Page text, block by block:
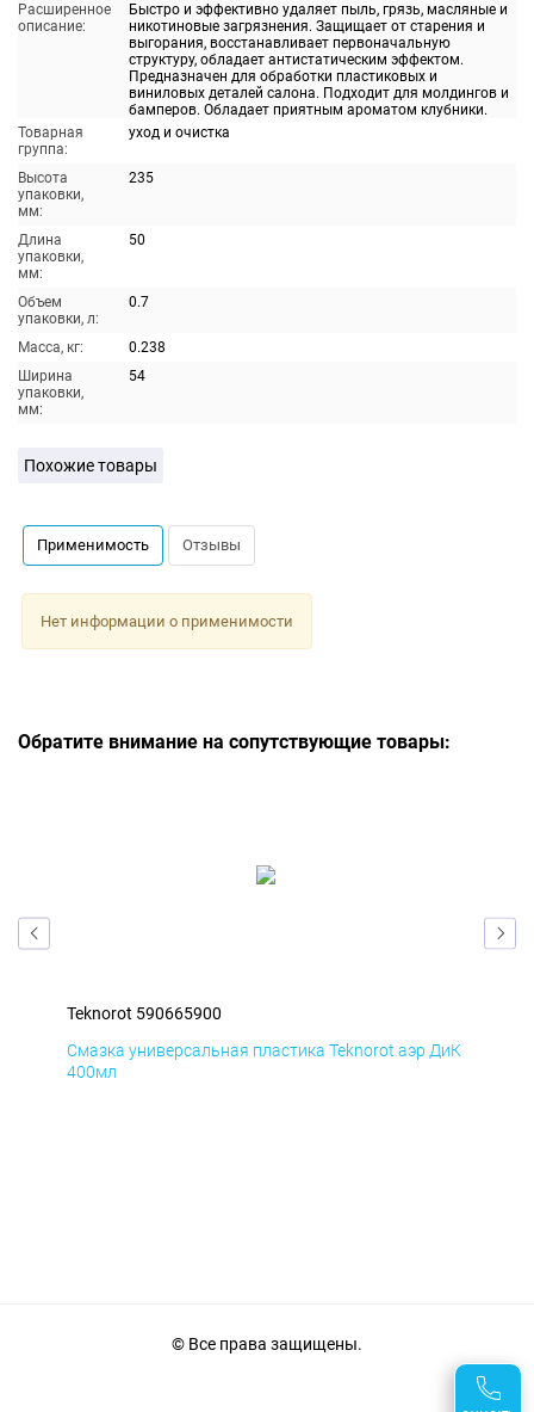
Расширенное
описание:
Быстро и эффективно удаляет пыль, грязь, масляные и
никотиновые загрязнения. Защищает от старения и
выгорания, восстанавливает первоначальную
структуру, обладает антистатическим эффектом.
Предназначен для обработки пластиковых и
виниловых деталей салона. Подходит для молдингов и
бамперов. Обладает приятным ароматом клубники.
Товарная
группа:
уход и очистка
Высота
упаковки,
мм:
235
Длина
упаковки,
мм:
50
Объем
упаковки, л:
0.7
Масса, кг:
0.238
Ширина
упаковки,
мм:
54
Похожие товары
Применимость Отзывы
Нет информации о применимости
Обратите внимание на сопутствующие товары:
Teknorot 590665900
Смазка универсальная пластика Teknorot аэр ДиК
400мл
© Все права защищены.